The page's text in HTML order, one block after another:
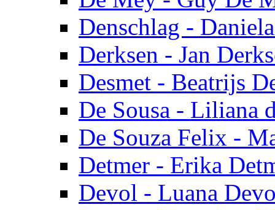
Denschlag -
Derksen - Jan
Desmet - Beatrijs
De Sousa - Liliana
De Souza Felix -
Detmer - Erika
Devol - Luana